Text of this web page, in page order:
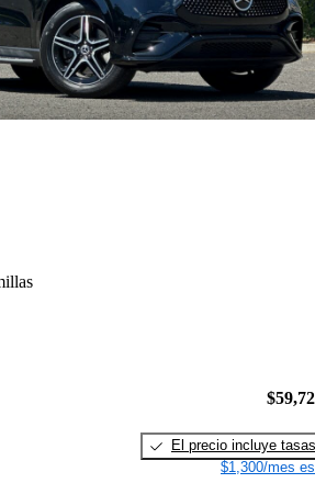
El precio incluye tasas
$1,300/mes